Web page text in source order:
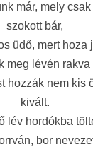
már, mely
szokott bár,
üdő, mert hoza
meg lévén rakva
hozzák nem kis
kivált.
lév hordókba
bor